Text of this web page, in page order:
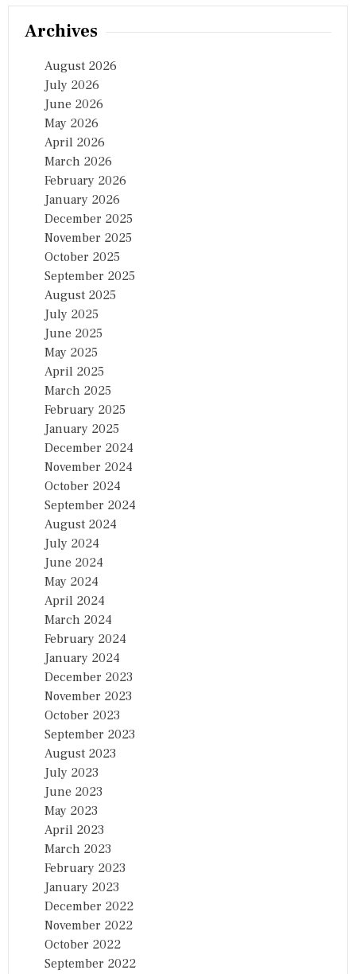
Archives
August 2026
July 2026
June 2026
May 2026
April 2026
March 2026
February 2026
January 2026
December 2025
November 2025
October 2025
September 2025
August 2025
July 2025
June 2025
May 2025
April 2025
March 2025
February 2025
January 2025
December 2024
November 2024
October 2024
September 2024
August 2024
July 2024
June 2024
May 2024
April 2024
March 2024
February 2024
January 2024
December 2023
November 2023
October 2023
September 2023
August 2023
July 2023
June 2023
May 2023
April 2023
March 2023
February 2023
January 2023
December 2022
November 2022
October 2022
September 2022